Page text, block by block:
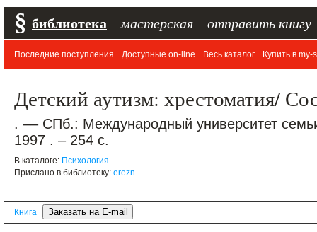
§ библиотека мастерская отправить книгу
Последние поступления Доступные on-line Весь каталог Купить в my-
Детский аутизм: хрестоматия/
. –– СПб.: Международный университет
1997 . – 254 с.
В каталоге: Психология
Прислано в библиотеку: erezn
Книга